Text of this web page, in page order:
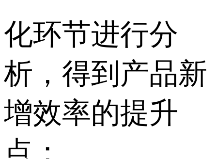
化环节进行分
析，得到产品新
增效率的提升
点；